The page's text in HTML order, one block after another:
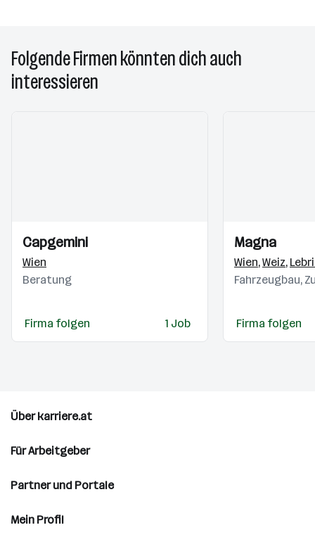
Folgende Firmen könnten dich auch
interessieren
Videos
Einblicke
Einblicke
Capgemini
Wien
Beratung
Firma folgen 1 Job
Videos
Einblicke
Einblicke
Magna
Wien,Weiz,
Fahrzeugbau,
Firma folgen
Über karriere.at
Für Arbeitgeber
Partner und Portale
Mein Profil